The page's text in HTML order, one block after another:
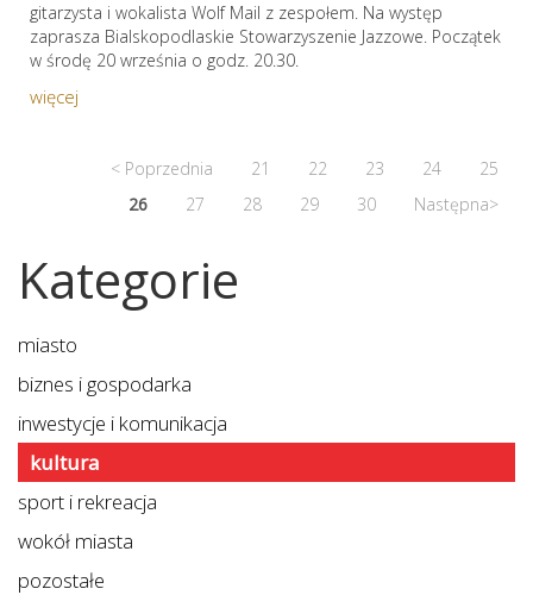
gitarzysta i wokalista Wolf Mail z zespołem. Na występ
zaprasza Bialskopodlaskie Stowarzyszenie Jazzowe. Początek
w środę 20 września o godz. 20.30.
więcej
< Poprzednia 21 22 23 24
25
26
27 28 29 30 Następna>
Kategorie
miasto
biznes i gospodarka
inwestycje i komunikacja
kultura
sport i rekreacja
wokół miasta
pozostałe